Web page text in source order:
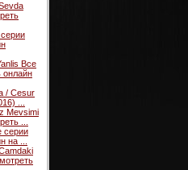
Все
онлайн
/ Cesur
...
Mevsimi
...
серии
на ...